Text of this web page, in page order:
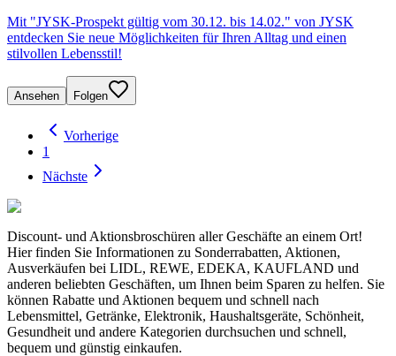
Mit "JYSK-Prospekt gültig vom 30.12. bis 14.02." von JYSK
entdecken Sie neue Möglichkeiten für Ihren Alltag und einen
stilvollen Lebensstil!
Ansehen Folgen
Vorherige
1
Nächste
Discount- und Aktionsbroschüren aller Geschäfte an einem Ort!
Hier finden Sie Informationen zu Sonderrabatten, Aktionen,
Ausverkäufen bei LIDL, REWE, EDEKA, KAUFLAND und
anderen beliebten Geschäften, um Ihnen beim Sparen zu helfen. Sie
können Rabatte und Aktionen bequem und schnell nach
Lebensmittel, Getränke, Elektronik, Haushaltsgeräte, Schönheit,
Gesundheit und andere Kategorien durchsuchen und schnell,
bequem und günstig einkaufen.